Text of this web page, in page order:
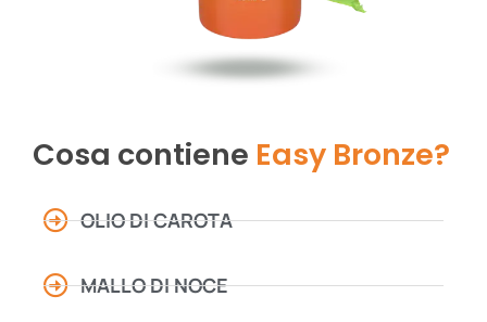
Cosa contiene Easy Bronze?
OLIO DI CAROTA
MALLO DI NOCE